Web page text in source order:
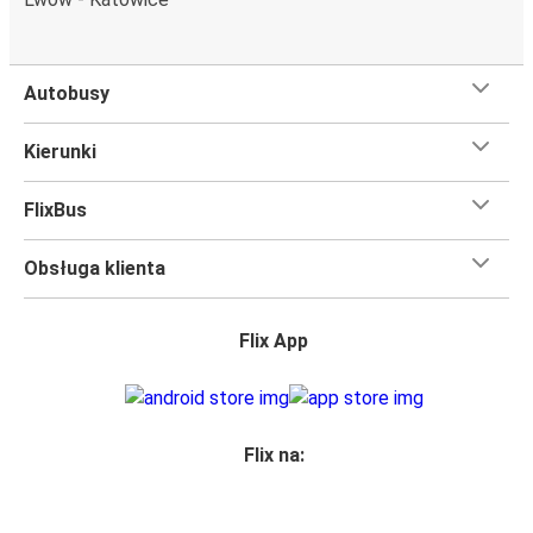
Autobusy
Kierunki
FlixBus
Obsługa klienta
Flix App
Flix na: